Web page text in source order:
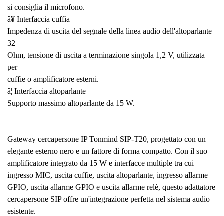
si consiglia il microfono.
â¥ Interfaccia cuffia
Impedenza di uscita del segnale della linea audio dell'altoparlante
32
Ohm, tensione di uscita a terminazione singola 1,2 V, utilizzata
per
cuffie o amplificatore esterni.
â¦ Interfaccia altoparlante
Supporto massimo altoparlante da 15 W.
Gateway cercapersone IP Tonmind SIP-T20, progettato con un
elegante esterno nero e un fattore di forma compatto. Con il suo
amplificatore integrato da 15 W e interfacce multiple tra cui
ingresso MIC, uscita cuffie, uscita altoparlante, ingresso allarme
GPIO, uscita allarme GPIO e uscita allarme relè, questo adattatore
cercapersone SIP offre un'integrazione perfetta nel sistema audio
esistente.